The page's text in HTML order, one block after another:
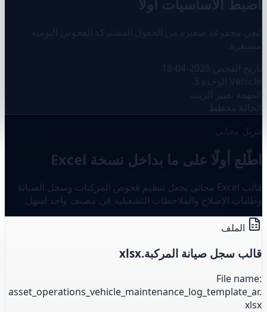
تُبقي مجموعة صغيرة من الحقول المشتركة الفحوص اليومية
مستقرة.
تاريخ الفحص
2026-04-18
Vehicle
الوحدة 3
المهمة
تغيير الزيت
الحالة
مخطط
تنزيل مجاني
اطّلع أولًا على ما بداخل نسخة Excel
قالب Excel مجاني يجعل تنظيم فحوص المركبات وسجل الصيانة
وطلبات الإصلاح والملاحظات التشغيلية في مصنف واحد أسهل.
الملف
قالب سجل صيانة المركبة.xlsx
File name:
asset_operations_vehicle_maintenance_log_template_ar.
xlsx